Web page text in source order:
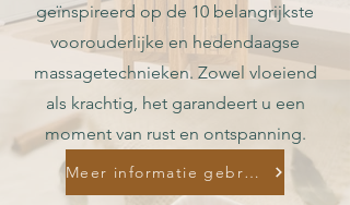
geïnspireerd op de 10 belangrijkste
voorouderlijke en hedendaagse
massagetechnieken. Zowel vloeiend
als krachtig, het garandeert u een
moment van rust en ontspanning.
Meer informatie gebruiksaanwijzing